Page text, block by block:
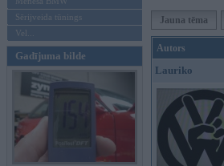
Sērijveida tūnings
Vel...
Gadījuma bilde
Jauna tēma
Autors
Lauriko